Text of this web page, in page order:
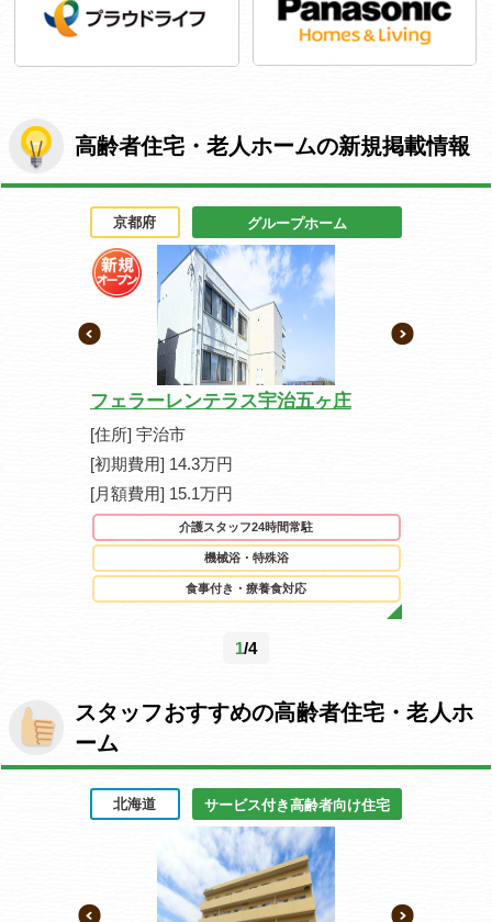
高齢者住宅・老人ホームの新規掲載情報
京都府 グループホーム
フェラーレンテラス宇治五ヶ庄
[住所] 宇治市
[初期費用] 14.3万円
[月額費用] 15.1万円
介護スタッフ24時間常駐
機械浴・特殊浴
食事付き・療養食対応
1/4
スタッフおすすめの高齢者住宅・老人ホ
ーム
北海道 サービス付き高齢者向け住宅